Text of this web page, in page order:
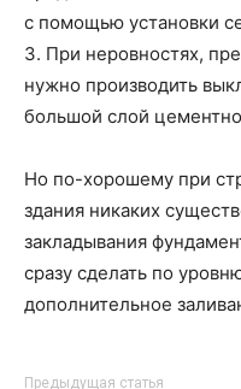
с помощью установки
3. При неровностях,
нужно производить
большой слой
Но по-хорошему при
здания никаких
закладывания
сразу сделать по
дополнительное
Предыдущая статья